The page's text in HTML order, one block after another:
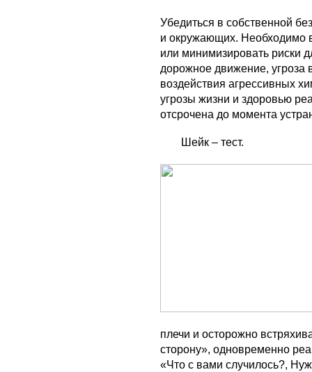
Убедиться в собственной
и окружающих. Необходимо
или минимизировать риски
дорожное движение, угроза
воздействия агрессивных
угрозы жизни и здоровью
отсрочена до момента
Шейк – тест.
плечи и осторожно
сторону», одновременно
«Что с вами случилось?,